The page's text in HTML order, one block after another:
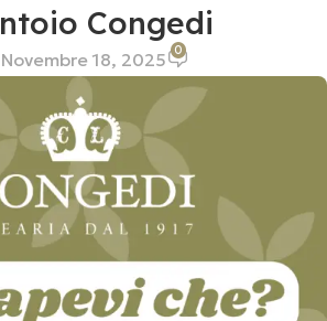
Congedi
18, 2025 0